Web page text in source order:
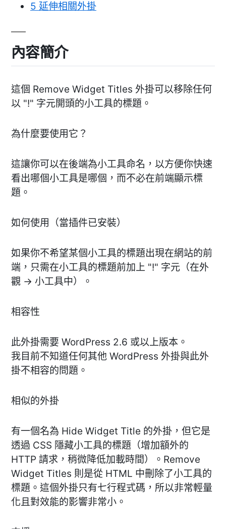
5 延伸相關外掛
內容簡介
這個 Remove Widget Titles 外掛可以移除任何
以 "!" 字元開頭的小工具的標題。
為什麼要使用它？
這讓你可以在後端為小工具命名，以方便你快速
看出哪個小工具是哪個，而不必在前端顯示標
題。
如何使用（當插件已安裝）
如果你不希望某個小工具的標題出現在網站的前
端，只需在小工具的標題前加上 "!" 字元（在外
觀 -> 小工具中）。
相容性
此外掛需要 WordPress 2.6 或以上版本。
我目前不知道任何其他 WordPress 外掛與此外
掛不相容的問題。
相似的外掛
有一個名為 Hide Widget Title 的外掛，但它是
透過 CSS 隱藏小工具的標題（增加額外的
HTTP 請求，稍微降低加載時間）。Remove
Widget Titles 則是從 HTML 中刪除了小工具的
標題。這個外掛只有七行程式碼，所以非常輕量
化且對效能的影響非常小。